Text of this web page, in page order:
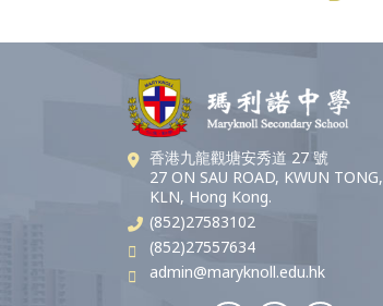
香港九龍觀塘安秀道 27 號
27 ON SAU ROAD, KWUN TONG,
KLN, Hong Kong.
(852)27583102
(852)27557634
admin@maryknoll.edu.hk